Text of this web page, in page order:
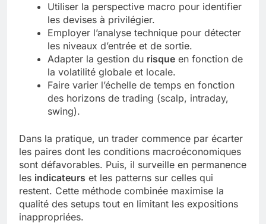
Utiliser la perspective macro pour identifier
les devises à privilégier.
Employer l’analyse technique pour détecter
les niveaux d’entrée et de sortie.
Adapter la gestion du risque en fonction de
la volatilité globale et locale.
Faire varier l’échelle de temps en fonction
des horizons de trading (scalp, intraday,
swing).
Dans la pratique, un trader commence par écarter
les paires dont les conditions macroéconomiques
sont défavorables. Puis, il surveille en permanence
les indicateurs et les patterns sur celles qui
restent. Cette méthode combinée maximise la
qualité des setups tout en limitant les expositions
inappropriées.